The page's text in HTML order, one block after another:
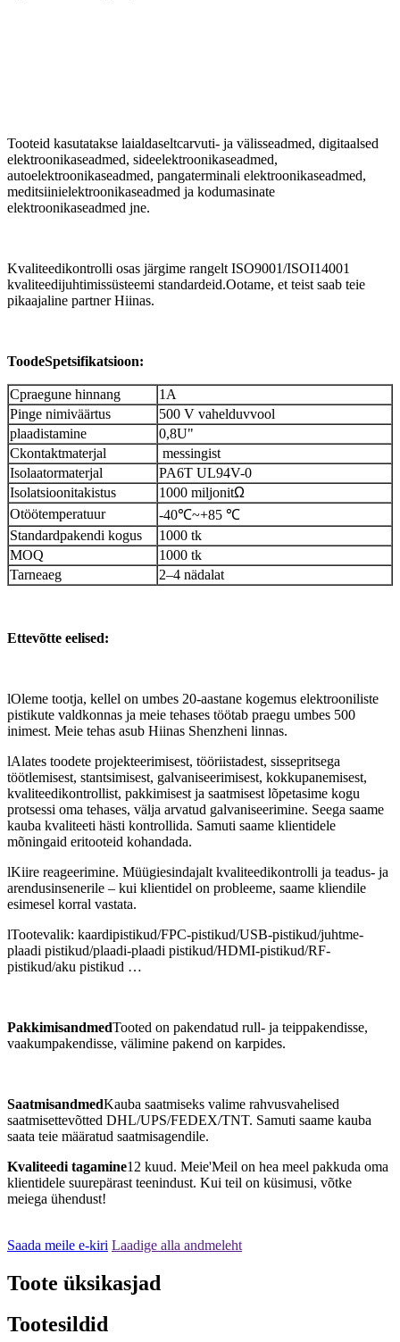
Tooteid kasutatakse laialdaseltcarvuti- ja välisseadmed, digitaalsed
elektroonikaseadmed, sideelektroonikaseadmed,
autoelektroonikaseadmed, pangaterminali elektroonikaseadmed,
meditsiinielektroonikaseadmed ja kodumasinate
elektroonikaseadmed jne.
Kvaliteedikontrolli osas järgime rangelt ISO9001/ISOI14001
kvaliteedijuhtimissüsteemi standardeid.Ootame, et teist saab teie
pikaajaline partner Hiinas.
ToodeSpetsifikatsioon:
Cpraegune hinnang
1A
Pinge nimiväärtus
500 V vahelduvvool
plaadistamine
0,8U"
Ckontaktmaterjal
messingist
Isolaatormaterjal
PA6T UL94V-0
Isolatsioonitakistus
1000 miljonitΩ
Otöötemperatuur -40℃~+85 ℃
Standardpakendi kogus
1000 tk
MOQ
1000 tk
Tarneaeg
2–4 nädalat
Ettevõtte eelised:
lOleme tootja, kellel on umbes 20-aastane kogemus elektrooniliste
pistikute valdkonnas ja meie tehases töötab praegu umbes 500
inimest. Meie tehas asub Hiinas Shenzheni linnas.
lAlates toodete projekteerimisest, tööriistadest, sissepritsega
töötlemisest, stantsimisest, galvaniseerimisest, kokkupanemisest,
kvaliteedikontrollist, pakkimisest ja saatmisest lõpetasime kogu
protsessi oma tehases, välja arvatud galvaniseerimine. Seega saame
kauba kvaliteeti hästi kontrollida. Samuti saame klientidele
mõningaid eritooteid kohandada.
lKiire reageerimine. Müügiesindajalt kvaliteedikontrolli ja teadus- ja
arendusinsenerile – kui klientidel on probleeme, saame kliendile
esimesel korral vastata.
lTootevalik: kaardipistikud/FPC-pistikud/USB-pistikud/juhtme-
plaadi pistikud/plaadi-plaadi pistikud/HDMI-pistikud/RF-
pistikud/aku pistikud …
PakkimisandmedTooted on pakendatud rull- ja teippakendisse,
vaakumpakendisse, välimine pakend on karpides.
SaatmisandmedKauba saatmiseks valime rahvusvahelised
saatmisettevõtted DHL/UPS/FEDEX/TNT. Samuti saame kauba
saata teie määratud saatmisagendile.
Kvaliteedi tagamine12 kuud. Meie'Meil on hea meel pakkuda oma
klientidele suurepärast teenindust. Kui teil on küsimusi, võtke
meiega ühendust!
Saada meile e-kiri Laadige alla andmeleht
Toote üksikasjad
Tootesildid